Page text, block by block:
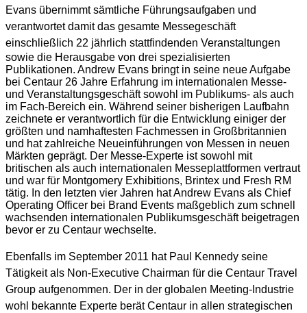
Evans übernimmt sämtliche Führungsaufgaben und
verantwortet damit das gesamte Messegeschäft
einschließlich 22 jährlich stattfindenden Veranstaltungen
sowie die Herausgabe von drei spezialisierten
Publikationen. Andrew Evans bringt in seine neue Aufgabe
bei Centaur 26 Jahre Erfahrung im internationalen Messe-
und Veranstaltungsgeschäft sowohl im Publikums- als auch
im Fach-Bereich ein. Während seiner bisherigen Laufbahn
zeichnete er verantwortlich für die Entwicklung einiger der
größten und namhaftesten Fachmessen in Großbritannien
und hat zahlreiche Neueinführungen von Messen in neuen
Märkten geprägt. Der Messe-Experte ist sowohl mit
britischen als auch internationalen Messeplattformen vertraut
und war für Montgomery Exhibitions, Brintex und Fresh RM
tätig. In den letzten vier Jahren hat Andrew Evans als Chief
Operating Officer bei Brand Events maßgeblich zum schnell
wachsenden internationalen Publikumsgeschäft beigetragen
bevor er zu Centaur wechselte.
Ebenfalls im September 2011 hat Paul Kennedy seine
Tätigkeit als Non-Executive Chairman für die Centaur Travel
Group aufgenommen. Der in der globalen Meeting-Industrie
wohl bekannte Experte berät Centaur in allen strategischen